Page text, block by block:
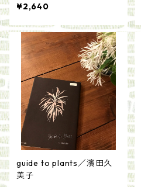
¥2,640
guide to plants／濱田久
美子